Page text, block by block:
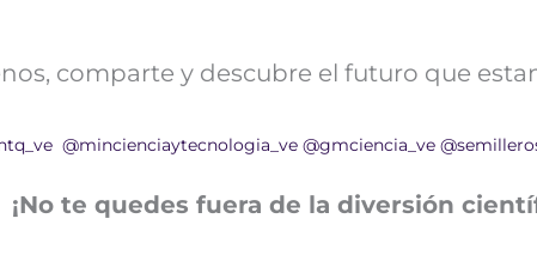
comparte y descubre el futuro que
@mincienciaytecnologia_ve @gmciencia_ve
¡No te quedes fuera de la diversión